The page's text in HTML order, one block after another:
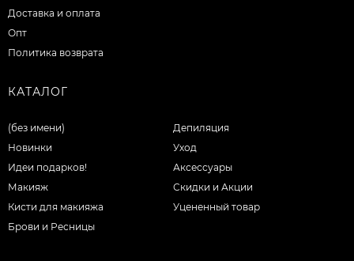
Доставка и оплата
Опт
Политика возврата
КАТАЛОГ
(без имени)
Новинки
Идеи подарков!
Макияж
Кисти для макияжа
Брови и Ресницы
Депиляция
Уход
Аксессуары
Скидки и Акции
Уцененный товар